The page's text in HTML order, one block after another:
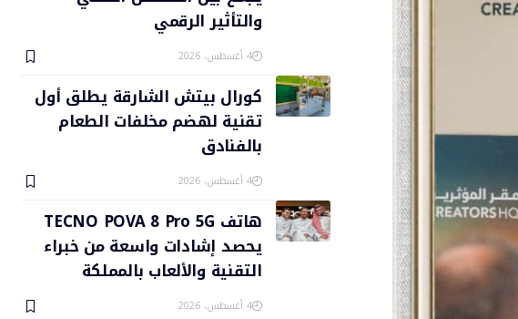
والتأثير الرقمي
4 أغسطس، 2026
كورال بيتش الشارقة يطلق أول
تقنية لهضم مخلفات الطعام
بالفنادق
4 أغسطس، 2026
هاتف TECNO POVA 8 Pro 5G
يحصد إشادات واسعة من خبراء
التقنية والألعاب بالمملكة
4 أغسطس، 2026